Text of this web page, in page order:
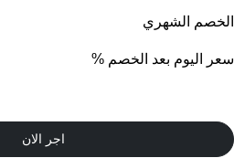
الخصم الشهري
سعر اليوم بعد الخصم %
اجر الان